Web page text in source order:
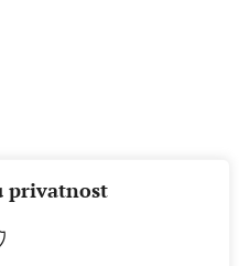
privatnost